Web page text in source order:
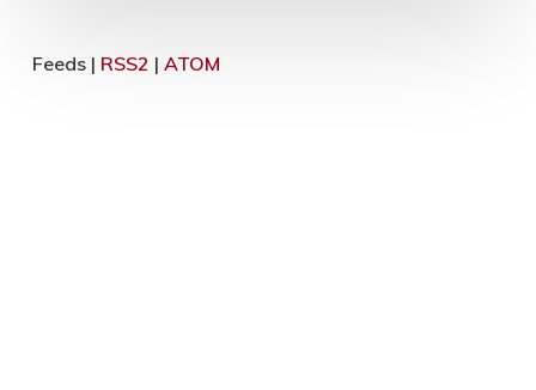
Feeds | RSS2 | ATOM